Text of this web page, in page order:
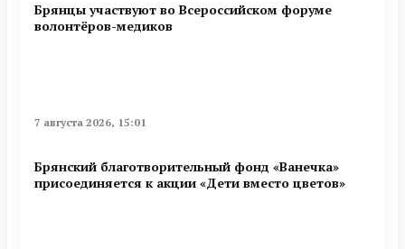
Брянцы участвуют во Всероссийском форуме
волонтёров-медиков
7 августа 2026, 15:01
Брянский благотворительный фонд «Ванечка»
присоединяется к акции «Дети вместо цветов»